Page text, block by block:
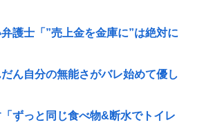
護士「”売上金を金庫に”は絶対に
ん自分の無能さがバレ始めて優し
ずっと同じ食べ物&断水でトイレ